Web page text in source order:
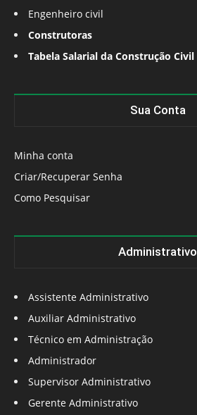
Engenheiro civil
Construtoras
Tabela Salarial da Construção Civil
Sua Conta
Minha conta
Criar/Recuperar Senha
Como Pesquisar
Administrativo
Assistente Administrativo
Auxiliar Administrativo
Técnico em Administração
Administrador
Supervisor Administrativo
Gerente Administrativo